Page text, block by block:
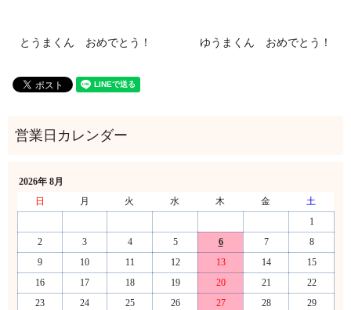
とうまくん おめでとう！ ゆうまくん おめでとう！
2026年 8月
日
月 火 水 木 金
土
1
2
3 4 5 6 7
8
9
10 11 12 13 14
15
16
17 18 19 20 21
22
23
24 25 26 27 28
29